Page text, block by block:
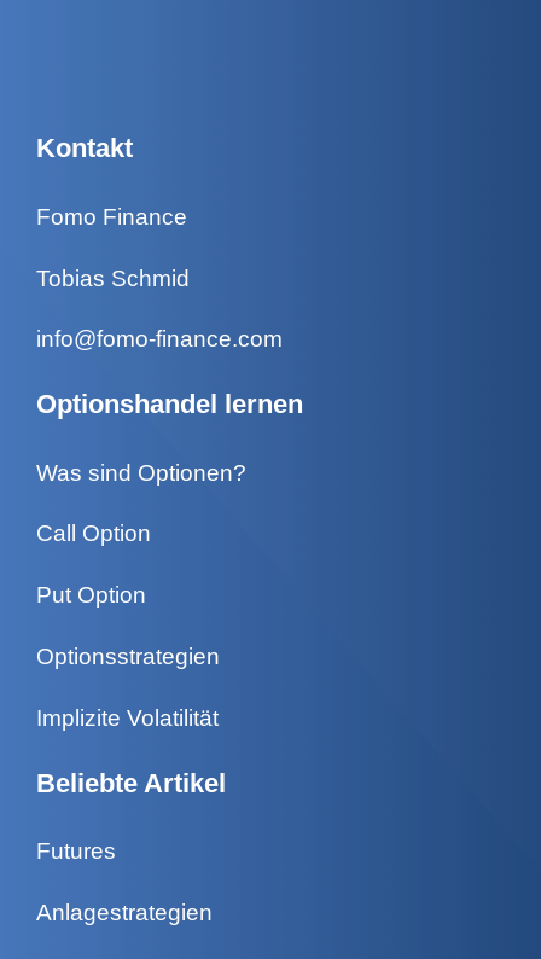
Kontakt
Fomo Finance
Tobias Schmid
info@fomo-finance.com
Optionshandel lernen
Was sind Optionen?
Call Option
Put Option
Optionsstrategien
Implizite Volatilität
Beliebte Artikel
Futures
Anlagestrategien